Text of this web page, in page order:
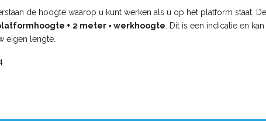
de hoogte waarop u kunt werken als u op het platform staat.
+ 2 meter = werkhoogte . Dit is een indicatie en
eigen lengte.